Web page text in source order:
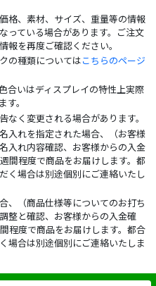
格、素材、サイズ、重量等の情報
っている場合があります。ご注文
報を再度ご確認ください。
の種類についてはこちらのページ
合いはディスプレイの特性上実際
。
く変更される場合があります。
入れを指定された場合、（お客様
入れ内容確認、お客様からの入金
間程度で商品をお届けします。都
く場合は別途個別にご連絡いたし
、（商品仕様等についてのお打ち
整と確認、お客様からの入金確
程度で商品をお届けします。都合
場合は別途個別にご連絡いたしま